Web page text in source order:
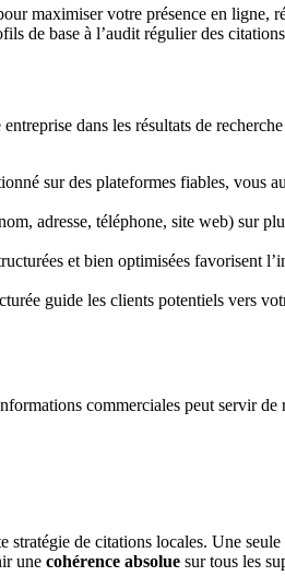
maximiser votre présence en ligne,
de base à l’audit régulier des
dans les résultats de
sur des plateformes fiables, vous
adresse, téléphone, site web) sur
et bien optimisées favorisent
guide les clients potentiels vers
commerciales peut servir
de citations locales. Une
une cohérence absolue sur tous les